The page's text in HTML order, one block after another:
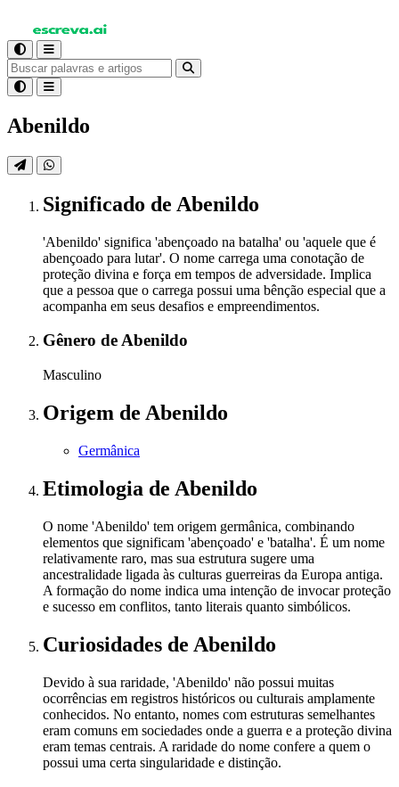
Abenildo
Significado de Abenildo
'Abenildo' significa 'abençoado na batalha' ou 'aquele que é
abençoado para lutar'. O nome carrega uma conotação de
proteção divina e força em tempos de adversidade. Implica
que a pessoa que o carrega possui uma bênção especial que a
acompanha em seus desafios e empreendimentos.
Gênero de Abenildo
Masculino
Origem de Abenildo
Germânica
Etimologia de Abenildo
O nome 'Abenildo' tem origem germânica, combinando
elementos que significam 'abençoado' e 'batalha'. É um nome
relativamente raro, mas sua estrutura sugere uma
ancestralidade ligada às culturas guerreiras da Europa antiga.
A formação do nome indica uma intenção de invocar proteção
e sucesso em conflitos, tanto literais quanto simbólicos.
Curiosidades de Abenildo
Devido à sua raridade, 'Abenildo' não possui muitas
ocorrências em registros históricos ou culturais amplamente
conhecidos. No entanto, nomes com estruturas semelhantes
eram comuns em sociedades onde a guerra e a proteção divina
eram temas centrais. A raridade do nome confere a quem o
possui uma certa singularidade e distinção.